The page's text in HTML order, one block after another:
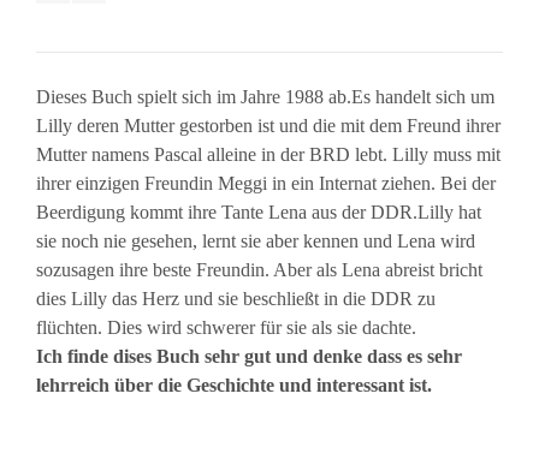
Dieses Buch spielt sich im Jahre 1988 ab.Es handelt sich um
Lilly deren Mutter gestorben ist und die mit dem Freund ihrer
Mutter namens Pascal alleine in der BRD lebt. Lilly muss mit
ihrer einzigen Freundin Meggi in ein Internat ziehen. Bei der
Beerdigung kommt ihre Tante Lena aus der DDR.Lilly hat
sie noch nie gesehen, lernt sie aber kennen und Lena wird
sozusagen ihre beste Freundin. Aber als Lena abreist bricht
dies Lilly das Herz und sie beschließt in die DDR zu
flüchten. Dies wird schwerer für sie als sie dachte.
Ich finde dises Buch sehr gut und denke dass es sehr
lehrreich über die Geschichte und interessant ist.